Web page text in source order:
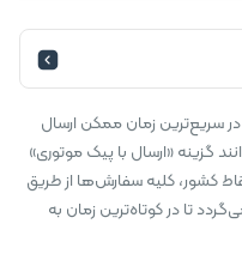
سریع‌ترین زمان ممکن ارسال
گزینه «ارسال با پیک موتوری»
کشور، کلیه سفارش‌ها از طریق
تا در کوتاه‌ترین زمان به